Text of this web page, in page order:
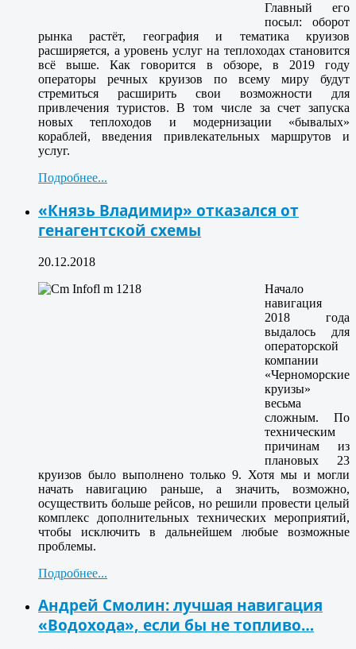
Главный его
посыл: оборот
рынка растёт, география и тематика круизов
расширяется, а уровень услуг на теплоходах становится
всё выше. Как говорится в обзоре, в 2019 году
операторы речных круизов по всему миру будут
стремиться расширить свои возможности для
привлечения туристов. В том числе за счет запуска
новых теплоходов и модернизации «бывалых»
кораблей, введения привлекательных маршрутов и
услуг.
Подробнее...
«Князь Владимир» отказался от
генагентской схемы
20.12.2018
Начало
навигация
2018 года
выдалось для
операторской
компании
«Черноморские
круизы»
весьма
сложным. По
техническим
причинам из
плановых 23
круизов было выполнено только 9. Хотя мы и могли
начать навигацию раньше, а значить, возможно,
осуществить больше рейсов, но решили провести целый
комплекс дополнительных технических мероприятий,
чтобы исключить в дальнейшем любые возможные
проблемы.
Подробнее...
Андрей Смолин: лучшая навигация
«Водохода», если бы не топливо…